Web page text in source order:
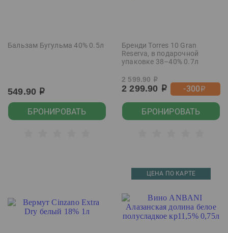
Бальзам Бугульма 40% 0.5л
549.90 р
БРОНИРОВАТЬ
Бренди Torres 10 Gran
Reserva, в подарочной
упаковке 38–40% 0.7л
2 599.90 р
2 299.90 р -300р
БРОНИРОВАТЬ
ЦЕНА ПО КАРТЕ